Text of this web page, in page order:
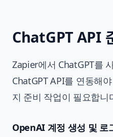
ChatGPT API
Zapier에서 ChatGPT를
ChatGPT API를 연동해
지 준비 작업이 필요합니
OpenAI 계정 생성 및 로